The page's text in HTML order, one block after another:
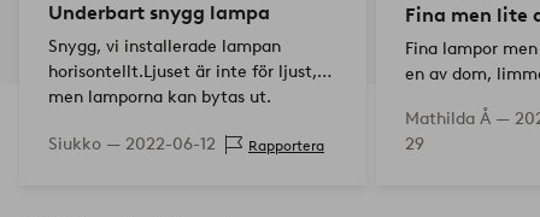
Underbart snygg lampa
Snygg, vi installerade lampan
horisontellt.Ljuset är inte för ljust,
men lamporna kan bytas ut.
Siukko — 2022-06-12 Rapportera
Fina men lite
Fina lampor
en av dom,
limma själva
fina! Men bara
Mathilda Å —
29